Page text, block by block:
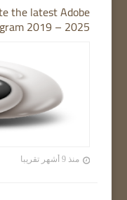
the latest Adobe
2019 – 2025
منذ 9 أشهر تقريبا